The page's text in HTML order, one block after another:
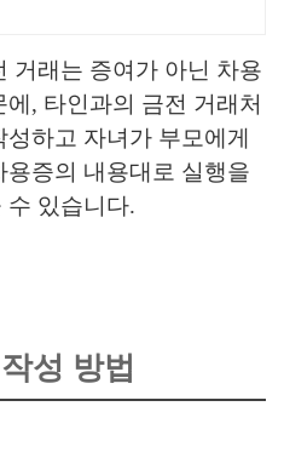
거래는 증여가 아닌 차용
, 타인과의 금전 거래처
하고 자녀가 부모에게
증의 내용대로 실행을
수 있습니다.
성 방법